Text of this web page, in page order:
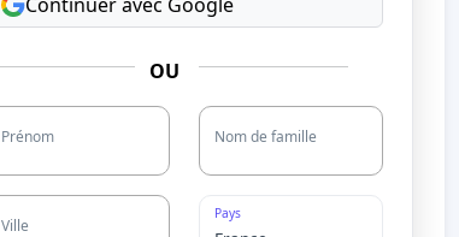
OU
Prénom Nom de famille
Ville
Pays